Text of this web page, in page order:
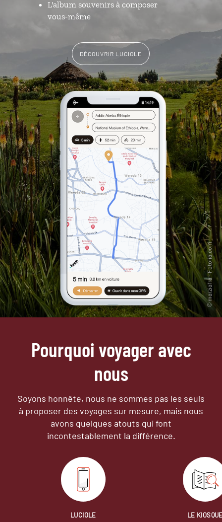
L'album souvenirs à composer
vous-même
DÉCOUVRIR LUCIOLE
Pourquoi voyager avec
nous
Soyons honnête, nous ne sommes pas les seuls
à proposer des voyages sur mesure, mais nous
avons quelques atouts qui font
incontestablement la différence.
LUCIOLE
LE